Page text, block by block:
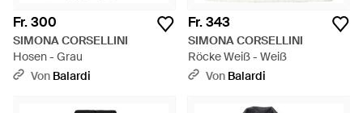
Fr. 300
SIMONA CORSELLINI
Hosen - Grau
Von Balardi
Fr. 343
SIMONA CORSELLINI
Röcke Weiß - Weiß
Von Balardi